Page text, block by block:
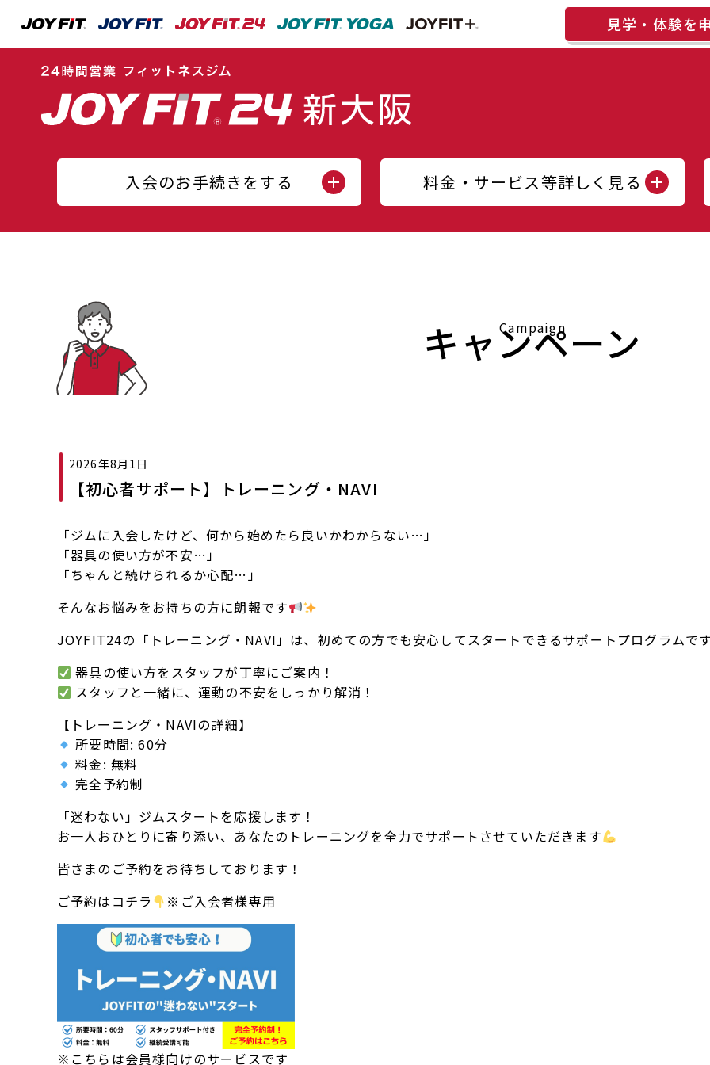
見学・体験を
入会のお手続きをする 料金・サービス等詳しく見る
Campaign
キャンペーン
2026年8月1日
【初心者サポート】トレーニング・NAVI
「ジムに入会したけど、何から始めたら良いかわからない…」
「器具の使い方が不安…」
「ちゃんと続けられるか心配…」
そんなお悩みをお持ちの方に朗報です
JOYFIT24の「トレーニング・NAVI」は、初めての方でも安心してスタートできるサポートプログラムで
器具の使い方をスタッフが丁寧にご案内！
スタッフと一緒に、運動の不安をしっかり解消！
【トレーニング・NAVIの詳細】
所要時間: 60分
料金: 無料
完全予約制
「迷わない」ジムスタートを応援します！
お一人おひとりに寄り添い、あなたのトレーニングを全力でサポートさせていただきます
皆さまのご予約をお待ちしております！
ご予約はコチラ
※ご入会者様専用
※こちらは会員様向けのサービスです